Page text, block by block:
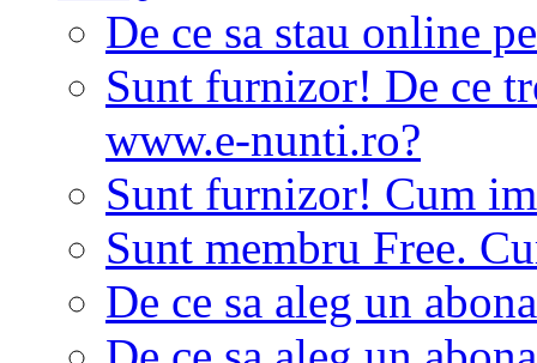
De ce sa stau online
Sunt furnizor! De ce
www.e-nunti.ro?
Sunt furnizor! Cum
Sunt membru Free.
De ce sa aleg un